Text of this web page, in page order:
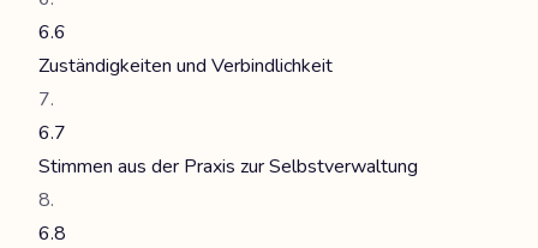
6.6
Zuständigkeiten und Verbindlichkeit
6.7
Stimmen aus der Praxis zur Selbstverwaltung
6.8